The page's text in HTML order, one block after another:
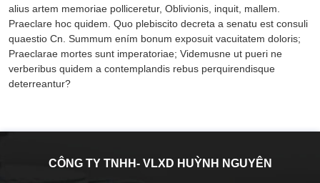
alius artem memoriae polliceretur, Oblivionis, inquit, mallem.
Praeclare hoc quidem. Quo plebiscito decreta a senatu est consuli
quaestio Cn. Summum ením bonum exposuit vacuitatem doloris;
Praeclarae mortes sunt imperatoriae; Videmusne ut pueri ne
verberibus quidem a contemplandis rebus perquirendisque
deterreantur?
CÔNG TY TNHH- VLXD HUỲNH NGUYÊN